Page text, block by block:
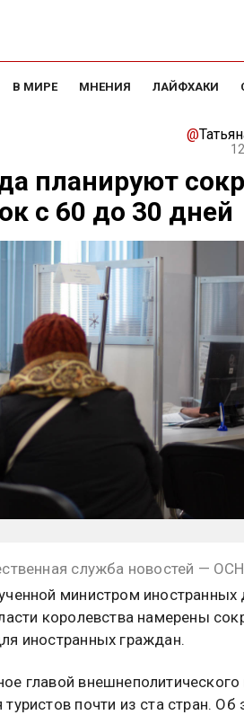
В МИРЕ МНЕНИЯ ЛАЙФХАКИ
@
планируют
с 60 до 30 дней
служба новостей — ОСН
министром иностранных
королевства намерены
иностранных граждан.
главой
почти из ста стран. Об